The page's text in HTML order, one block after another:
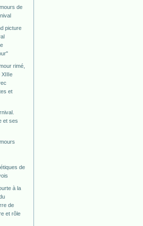
de
picture
rimé,
XIIIe
et
et ses
de
à la
de
et rôle